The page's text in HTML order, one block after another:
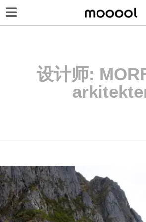
设计师: